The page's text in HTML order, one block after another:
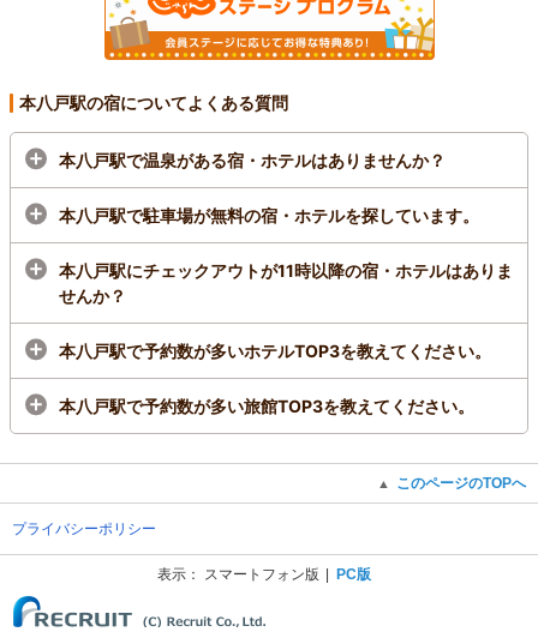
本八戸駅の宿についてよくある質問
本八戸駅で温泉がある宿・ホテルはありませんか？
本八戸駅で駐車場が無料の宿・ホテルを探しています。
本八戸駅にチェックアウトが11時以降の宿・ホテルはありま
せんか？
本八戸駅で予約数が多いホテルTOP3を教えてください。
本八戸駅で予約数が多い旅館TOP3を教えてください。
▲ このページのTOPへ
プライバシーポリシー
表示： スマートフォン版 PC版